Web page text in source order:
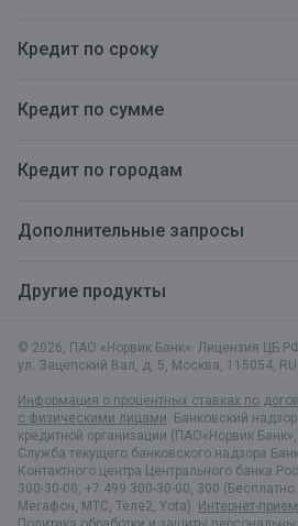
© 2026, ПАО «Норвик Банк». Лицензия ЦБ
ул. Зацепский Вал, д. 5, Москва, 115054, RU
Информация о процентных ставках по
с физическими лицами. Банковский
кредитной организации (ПАО«Норвик
Служба текущего банковского надзора
Контактного центра Центрального банка
300-30-00, +7 499 300-30-00, 300
Мегафон, МТС, Теле2, Yota). Интернет-
Кредит по сроку
Кредит по сумме
Кредит по городам
Дополнительные запросы
Другие продукты